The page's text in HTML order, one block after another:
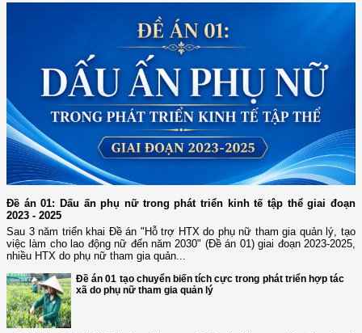
Đề án 01: Dấu ấn phụ nữ trong phát triển kinh tế tập thể giai đoạn
2023 - 2025
Sau 3 năm triển khai Đề án "Hỗ trợ HTX do phụ nữ tham gia quản lý, tạo
việc làm cho lao động nữ đến năm 2030" (Đề án 01) giai đoạn 2023-2025,
nhiều HTX do phụ nữ tham gia quản...
Đề án 01 tạo chuyển biến tích cực trong phát triển hợp tác
xã do phụ nữ tham gia quản lý